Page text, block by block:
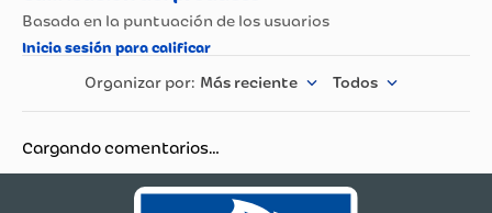
Más reciente Todos
Cargando comentarios…